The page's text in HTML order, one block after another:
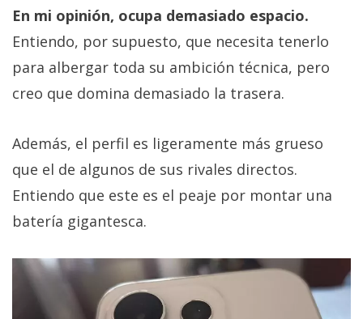
En mi opinión, ocupa demasiado espacio.
Entiendo, por supuesto, que necesita tenerlo
para albergar toda su ambición técnica, pero
creo que domina demasiado la trasera.
Además, el perfil es ligeramente más grueso
que el de algunos de sus rivales directos.
Entiendo que este es el peaje por montar una
batería gigantesca.